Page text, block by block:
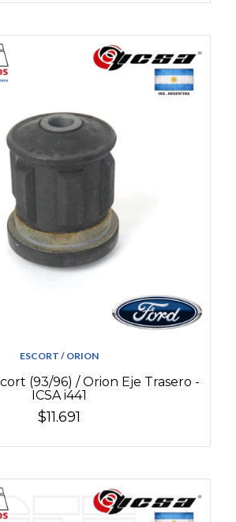
ESCORT / ORION
(93/96) / Orion Eje Trasero -
ICSA i441
$11.691